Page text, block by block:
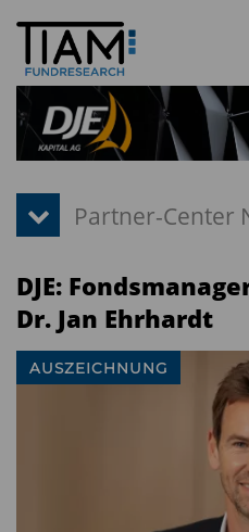
DJE:
Dr. Jan Ehrhardt
AUSZEICHNUNG